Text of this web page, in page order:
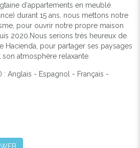
d'appartements en meublé
durant 15 ans, nous mettons notre
pour ouvrir notre propre maison
2020.Nous serions très heureux de
Hacienda, pour partager ses paysages
atmosphère relaxante.
: Anglais - Espagnol - Français -